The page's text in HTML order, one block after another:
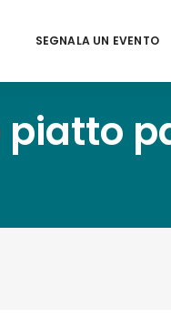
SEGNALA UN EVENTO
piatto